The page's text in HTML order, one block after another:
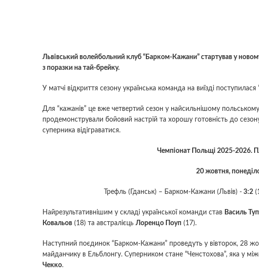
Львівський волейбольний клуб “Барком-Кажани” стартував у
з поразки на тай-брейку.
У матчі відкриття сезону українська команда на виїзді
Для “кажанів” це вже четвертий сезон у найсильнішому польському
продемонстрували бойовий настрій та хорошу готовність до
суперника відіграватися.
Чемпіонат Польщі 2025-2026.
20 жовтня,
Трефль (Гданськ) – Барком-Кажани (Львів) - 3:2
Найрезультативнішим у складі української команди став Василь
Ковальов (18) та австралієць Лоренцо Поуп (17).
Наступний поєдинок “Барком-Кажани” проведуть у вівторок, 28
майданчику в Ельблонгу. Суперником стане “Ченстохова”, яка у
Чекко.